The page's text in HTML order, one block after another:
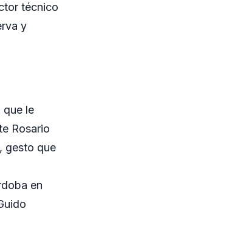
técnico
y
que le
Rosario
gesto que
en